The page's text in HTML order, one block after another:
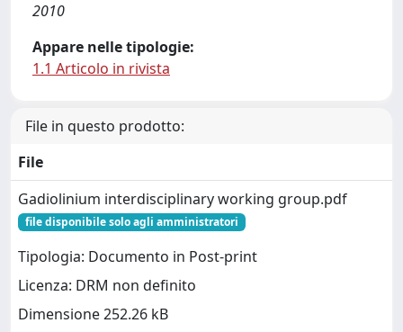
2010
Appare nelle tipologie:
1.1 Articolo in rivista
File in questo prodotto:
File
Gadiolinium interdisciplinary working group.pdf
file disponibile solo agli amministratori
Tipologia: Documento in Post-print
Licenza: DRM non definito
Dimensione 252.26 kB